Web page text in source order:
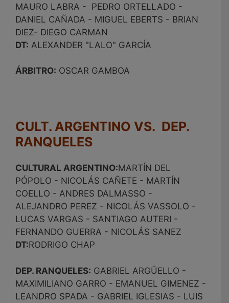
MAURO LABRA - PEDRO ORTELLADO -
DANIEL CAÑADA - MIGUEL EBERTS - BRIAN
DIEZ- DIEGO CARMAN
DT: ALEXANDER "LALO" GARCÍA
ÁRBITRO: OSCAR GAMBOA
CULT. ARGENTINO VS. DEP.
RANQUELES
CULTURAL ARGENTINO:MARTÍN DEL
PÓPOLO - NICOLÁS CAÑETE - MARTÍN
COELLO - ANDRES DALMASSO -
ALEJANDRO PEREZ - NICOLÁS VASSOLO -
LUCAS VARGAS - SANTIAGO AUTERI -
FERNANDO GUERRA - NICOLÁS SANEZ
DT:RODRIGO CHAP
DEP. RANQUELES: GABRIEL ARGÜELLO -
MAXIMILIANO GARRO - EMANUEL GIMENEZ -
LEANDRO SPADA - GABRIEL IGLESIAS - LUIS